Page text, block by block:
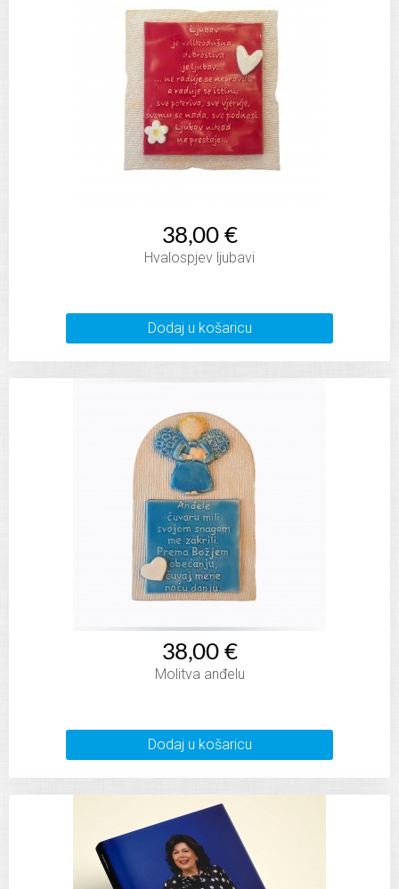
38,00 €
Hvalospjev ljubavi
Dodaj u košaricu
38,00 €
Molitva anđelu
Dodaj u košaricu